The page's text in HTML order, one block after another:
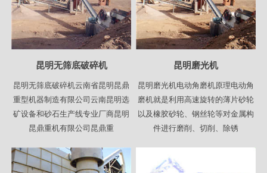
昆明无筛底破碎机
昆明无筛底破碎机云南省昆明昆鼎
重型机器制造有限公司云南昆明选
矿设备和砂石生产线专业厂商昆明
昆鼎重机有限公司昆鼎重
昆明磨光机
昆明磨光机电动角磨机原理电动角
磨机就是利用高速旋转的薄片砂轮
以及橡胶砂轮、钢丝轮等对金属构
件进行磨削、切削、除锈